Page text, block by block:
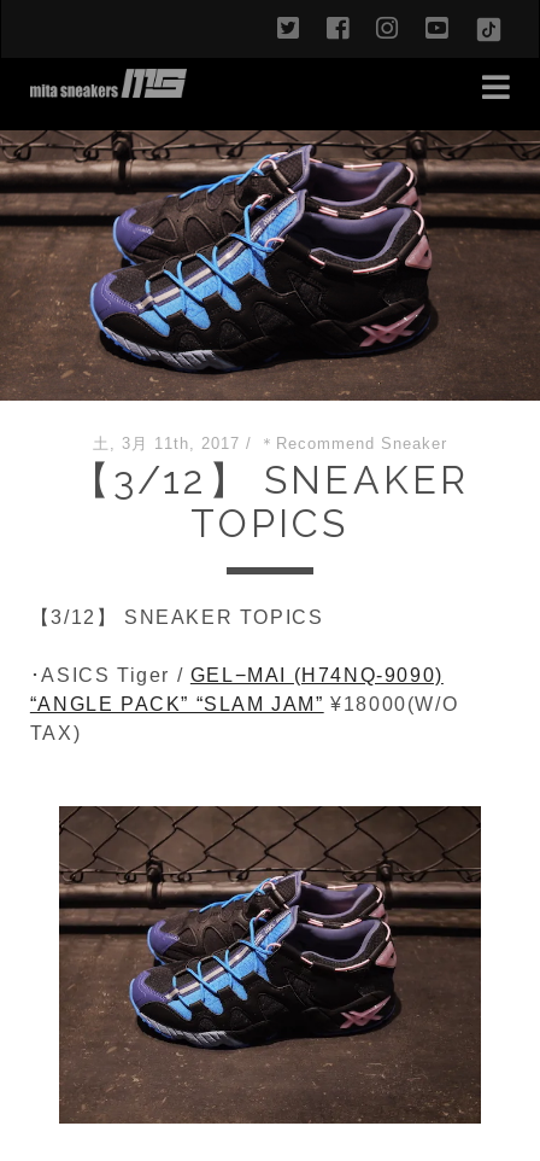
twitterfacebookinstagram
土, 3月 11th, 2017 / ＊Recommend Sneaker
【3/12】 SNEAKER
TOPICS
【3/12】 SNEAKER TOPICS
･ASICS Tiger / GEL−MAI (H74NQ-9090)
“ANGLE PACK” “SLAM JAM” ¥18000(W/O
TAX)